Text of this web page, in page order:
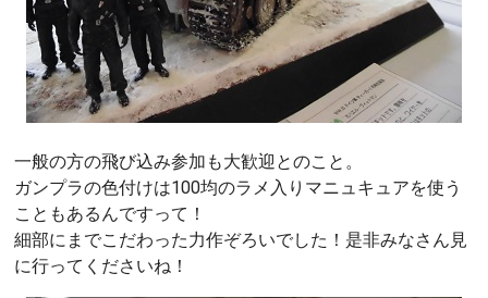
一般の方の飛び込み参加も大歓迎とのこと。
ガンプラの色付けは100均のラメ入りマニュキュアを使う
こともあるんですって！
細部にまでこだわった力作ぞろいでした！是非みなさん見
に行ってくださいね！